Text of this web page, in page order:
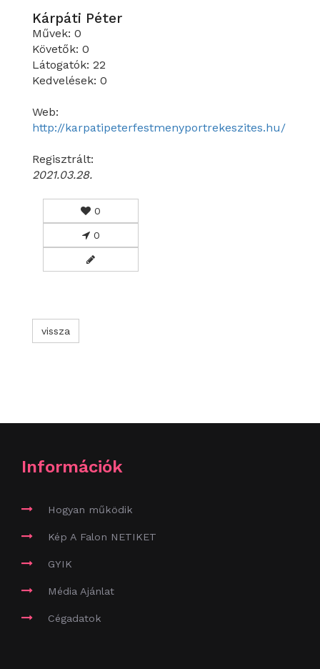
Kárpáti Péter
Művek: 0
Követők: 0
Látogatók: 22
Kedvelések: 0
Web:
http://karpatipeterfestmenyportrekeszites.hu/
Regisztrált:
2021.03.28.
0
0
vissza
Információk
Hogyan működik
Kép A Falon NETIKET
GYIK
Média Ajánlat
Cégadatok